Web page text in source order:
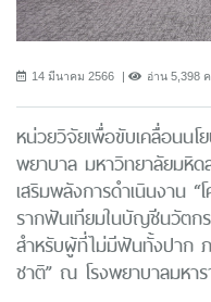
14 มีนาคม 2566 อ่าน 5,398
หน่วยวิจัยเพื่อขับเคลื่อนน
พยาบาล มหาวิทยาลัยมหิด
เสริมพลังการดำเนินงาน
รากฟันเทียมในบัญชีนวัตก
สำหรับผู้ที่ไม่มีฟันทั้งปาก
ชาติ” ณ โรงพยาบาลมหา